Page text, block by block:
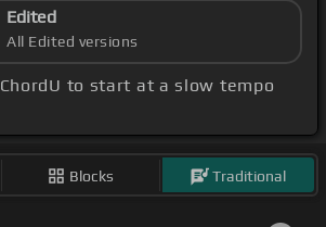
Edited
All Edited versions
to start at a slow tempo
Blocks Traditional